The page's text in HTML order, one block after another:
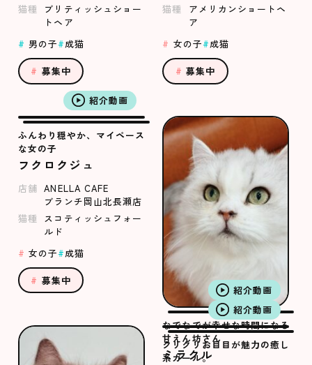
猫種
ブリティッシュショー
トヘア
男の子
成猫
募集中
猫種
アメリカンショートヘ
ア
女の子
成猫
募集中
紹介動画
ふんわり穏やか、マイペース
な女の子
フクロクジュ
店舗 ANELLA CAFE
ブランチ岡山北長瀬店
猫種
スコティッシュフォー
ルド
女の子
成猫
募集中
紹介動画
なでなでが幸せな時間になる
甘えん坊さん
ミラクル
紹介動画
クリクリお目目が魅力の癒し
系ガール。